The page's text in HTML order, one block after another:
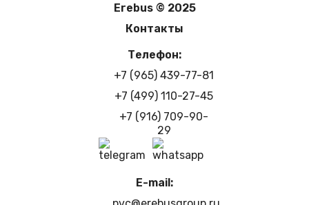
Erebus © 2025
Контакты
Телефон:
+7 (965) 439-77-81
+7 (499) 110-27-45
+7 (916) 709-90-
29
E-mail: